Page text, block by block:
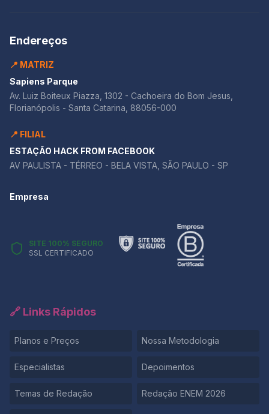
Endereços
📍 MATRIZ
Sapiens Parque
Av. Luiz Boiteux Piazza, 1302 - Cachoeira do Bom Jesus,
Florianópolis - Santa Catarina, 88056-000
📍 FILIAL
ESTAÇÃO HACK FROM FACEBOOK
AV PAULISTA - TÉRREO - BELA VISTA, SÃO PAULO - SP
Empresa
SITE 100% SEGURO
SSL CERTIFICADO
🔗 Links Rápidos
Planos e Preços Nossa Metodologia
Especialistas Depoimentos
Temas de Redação Redação ENEM 2026